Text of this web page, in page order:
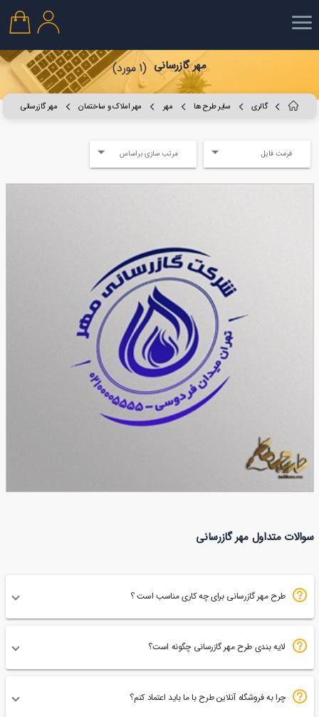
مهر گازرسانی (1 مورد)
گالری سایر طرح ها مهر مهر املاک و ساختمان مهر گازرسانی
فرمت فایل مرتب سازی براساس
سوالات متداول مهر گازرسانی
طرح مهر گازرسانی برای چه کاری مناسب است ؟
لایه بندی طرح مهر گازرسانی چگونه است؟
چرا به فروشگاه آنلاین طرح با ما باید اعتماد کنم؟